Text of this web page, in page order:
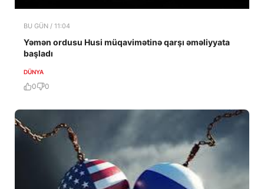
BU GÜN / 11:04
Yəmən ordusu Husi müqavimətinə qarşı əməliyyata
başladı
DÜNYA
0 0